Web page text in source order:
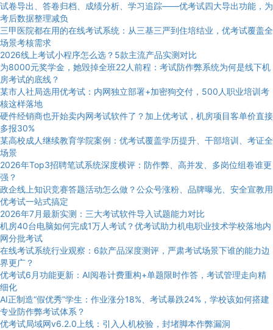
试卷导出、答卷归档、成绩分析、学习追踪——优考试四大导出功能，为
考后数据整理减负
三甲医院都在用的在线考试系统：从三基三严到住培结业，优考试覆盖全
场景考核需求
2026线上考试小程序怎么选？5款主流产品实测对比
为8000元奖学金，她毁掉全班22人前程：考试防作弊系统为何是线下机
房考试的底线？
某市人社局选用优考试：内网独立部署+加密狗交付，500人职业培训考
核这样落地
硬件经销商也开始卖内网考试软件了？加上优考试，机房项目客单价直接
多报30%
某高校成人继续教育学院案例：优考试覆盖学历提升、干部培训、考证全
场景
2026年Top3招聘笔试系统深度横评：防作弊、高并发、多岗位组卷谁更
强？
政企线上知识竞赛答题活动怎么做？公众号涨粉、品牌曝光、安全宣教用
优考试一站式搞定
2026年7月最新实测：三大考试软件导入试题能力对比
机房40台电脑如何完成1万人考试？优考试助力机电职业技术学校落地内
网分批考试
在线考试系统行业观察：6款产品深度测评，严肃考试场景下谁的能力边
界更广？
优考试6月功能更新：AI阅卷计费重构+单题限时作答，考试管理走向精
细化
AI正制造“假优秀”学生：作业涨分18%、考试暴跌24%，学校该如何搭建
专业防作弊考试体系？
优考试局域网v6.2.0上线：引入人机校验，封堵脚本作弊漏洞